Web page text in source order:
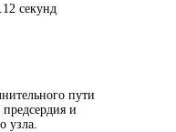
секунд
пути
и
узла.